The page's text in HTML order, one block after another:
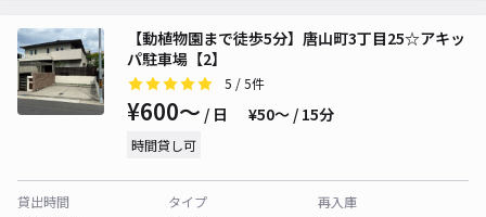
【動植物園まで徒歩5分】唐山町3丁目25☆アキッ
パ駐車場【2】
5 / 5件
¥600〜 / 日 ¥50〜 / 15分
時間貸し可
貸出時間
タイプ
再入庫